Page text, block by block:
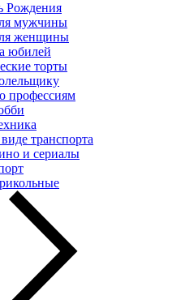
Рождения
мужчины
женщины
юбилей
торты
профессиям
транспорта
и сериалы